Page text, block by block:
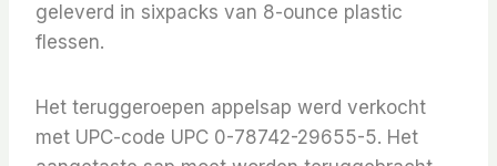
geleverd in sixpacks van 8-ounce plastic
flessen.
Het teruggeroepen appelsap werd verkocht
met UPC-code UPC 0-78742-29655-5. Het